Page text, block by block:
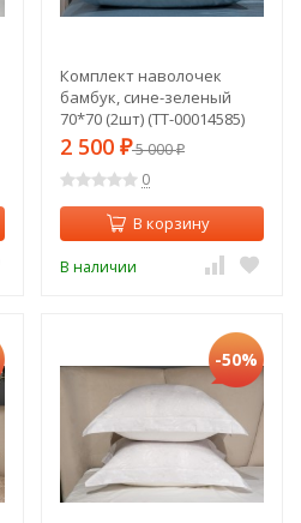
Комплект наволочек
бамбук, сине-зеленый
70*70 (2шт) (TT-00014585)
2 500 ₽5 000₽
0
В корзину
В наличии
-50%